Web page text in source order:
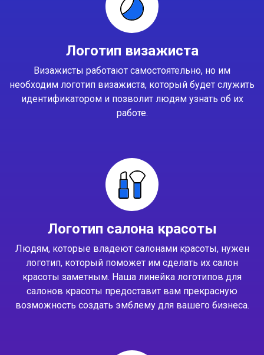
Логотип визажиста
Визажисты работают самостоятельно, но им
необходим логотип визажиста, который будет служить
идентификатором и позволит людям узнать об их
работе.
Логотип салона красоты
Людям, которые владеют салонами красоты, нужен
логотип, который поможет им сделать их салон
красоты заметным. Наша линейка логотипов для
салонов красоты предоставит вам прекрасную
возможность создать эмблему для вашего бизнеса.